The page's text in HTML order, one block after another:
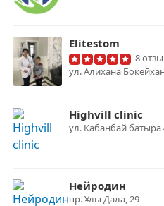
Elitestom
8
ул. Алихана
Highvill clinic
ул. Кабанбай батыра
Нейродин
пр. Ұлы Дала, 29